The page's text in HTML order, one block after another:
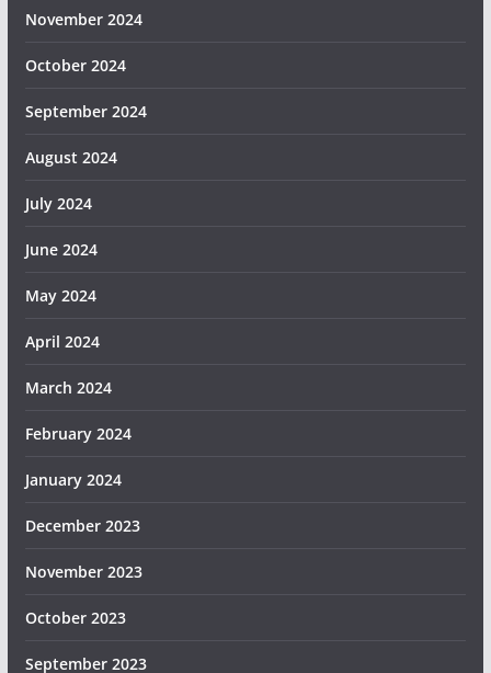
November 2024
October 2024
September 2024
August 2024
July 2024
June 2024
May 2024
April 2024
March 2024
February 2024
January 2024
December 2023
November 2023
October 2023
September 2023